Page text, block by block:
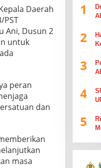
Daerah
PST
Ani, Dusun 2
untuk
peran
dan
masa
1
2
3
4
5